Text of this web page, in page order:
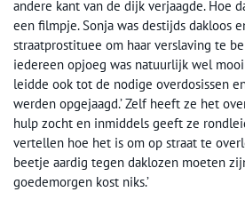
andere kant van de dijk verjaagde. Hoe
een filmpje. Sonja was destijds dakloos
straatprostituee om haar verslaving te
iedereen opjoeg was natuurlijk wel
leidde ook tot de nodige overdosissen
werden opgejaagd.’ Zelf heeft ze het
hulp zocht en inmiddels geeft ze
vertellen hoe het is om op straat te
beetje aardig tegen daklozen moeten
goedemorgen kost niks.’